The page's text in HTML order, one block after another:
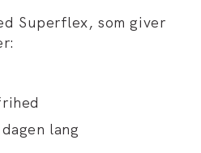
Superflex, som giver
lang